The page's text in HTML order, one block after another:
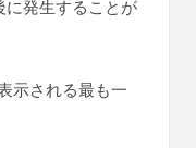
発生することが
示される最も一